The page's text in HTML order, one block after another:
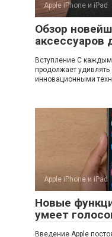
Apple iPhone и iPad
Обзор
аксессуаров
Вступление С
продолжает удивлять
инновационными
Apple iPhone и iPad
Новые
умеет
Введение Apple